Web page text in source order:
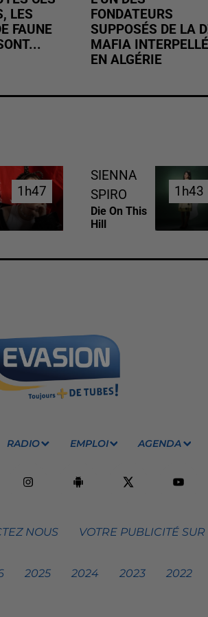
LES
FAUNE
FONDATEURS
SUPPOSÉS DE LA
MAFIA INTERPELLÉ
EN ALGÉRIE
1h47
1h47
SIENNA
SPIRO
Die On This
Hill
1h43
1h43
RADIO EMPLOI AGENDA
NOUS VOTRE PUBLICITÉ
2025 2024 2023 2022